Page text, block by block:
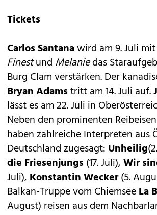
Tickets
Carlos Santanawird am 9. Juli mit
Finestund Melaniedas
Burg Clam verstärken. Der
Bryan Adamstritt am 14. Juli auf.
lässt es am 22. Juli in
Neben den prominenten
haben zahlreiche Interpreten aus
Deutschland zugesagt: Unheilig
die Friesenjungs (17. Juli),Wir
Juli), Konstantin Wecker(5.
Balkan-Truppe vom ChiemseeLa
August) reisen aus dem